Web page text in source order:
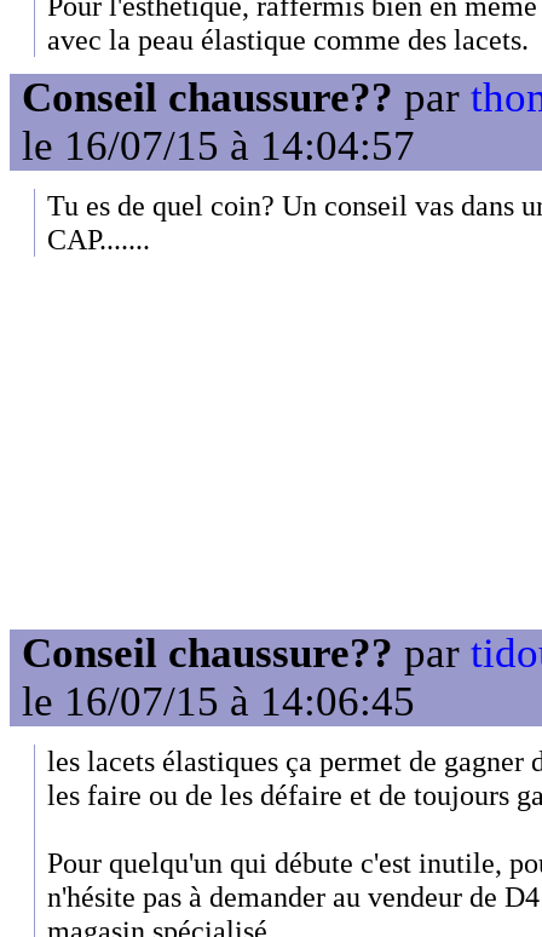
avec la peau élastique comme des lacets.
Conseil chaussure?? par
le 16/07/15 à 14:04:57
Tu es de quel coin? Un conseil vas dans
CAP.......
Conseil chaussure?? par
le 16/07/15 à 14:06:45
les lacets élastiques ça permet de gagner
les faire ou de les défaire et de toujours
Pour quelqu'un qui débute c'est inutile,
n'hésite pas à demander au vendeur de
magasin spécialisé.